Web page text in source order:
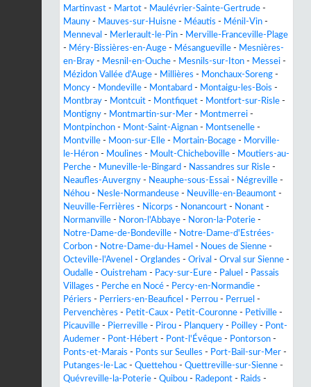
Martinvast - Martot - Maulévrier-Sainte-Gertrude -
Mauny - Mauves-sur-Huisne - Méautis - Ménil-Vin -
Menneval - Merlerault-le-Pin - Merville-Franceville-Plage
- Méry-Bissières-en-Auge - Mésangueville - Mesnières-
en-Bray - Mesnil-en-Ouche - Mesnils-sur-Iton - Messei -
Mézidon Vallée d'Auge - Millières - Monchaux-Soreng -
Moncy - Mondeville - Montabard - Montaigu-les-Bois -
Montbray - Montcuit - Montfiquet - Montfort-sur-Risle -
Montigny - Montmartin-sur-Mer - Montmerrei -
Montpinchon - Mont-Saint-Aignan - Montsenelle -
Montville - Moon-sur-Elle - Mortain-Bocage - Morville-
le-Héron - Moulines - Moult-Chicheboville - Moutiers-au-
Perche - Muneville-le-Bingard - Nassandres sur Risle -
Neaufles-Auvergny - Neauphe-sous-Essai - Négreville -
Néhou - Nesle-Normandeuse - Neuville-en-Beaumont -
Neuville-Ferrières - Nicorps - Nonancourt - Nonant -
Normanville - Noron-l'Abbaye - Noron-la-Poterie -
Notre-Dame-de-Bondeville - Notre-Dame-d'Estrées-
Corbon - Notre-Dame-du-Hamel - Noues de Sienne -
Octeville-l'Avenel - Orglandes - Orival - Orval sur Sienne -
Oudalle - Ouistreham - Pacy-sur-Eure - Paluel - Passais
Villages - Perche en Nocé - Percy-en-Normandie -
Périers - Perriers-en-Beauficel - Perrou - Perruel -
Pervenchères - Petit-Caux - Petit-Couronne - Petiville -
Picauville - Pierreville - Pirou - Planquery - Poilley - Pont-
Audemer - Pont-Hébert - Pont-l'Évêque - Pontorson -
Ponts-et-Marais - Ponts sur Seulles - Port-Bail-sur-Mer -
Putanges-le-Lac - Quettehou - Quettreville-sur-Sienne -
Quévreville-la-Poterie - Quibou - Radepont - Raids -